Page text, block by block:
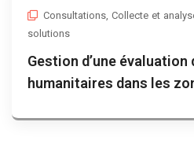
Consultations Collecte et
solutions
Gestion d’une
humanitaires dans les